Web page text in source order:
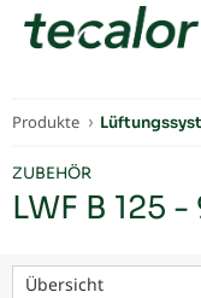
Produkte
ZUBEHÖR
LWF B 125
Übersicht